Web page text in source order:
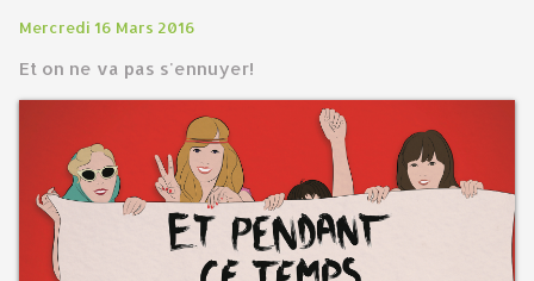
Mercredi 16 Mars 2016
Et on ne va pas s'ennuyer!